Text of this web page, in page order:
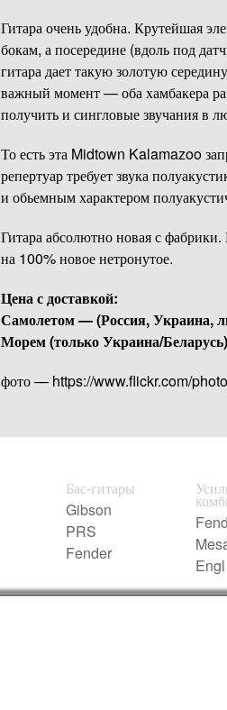
Гитара очень удобна. Крутейшая
бокам, а посередине (вдоль под
гитара дает такую золотую
важный момент — оба хамбакера
получить и сингловые звучания в
То есть эта Midtown Kalamazoo
репертуар требует звука
и обьемным характером
Гитара абсолютно новая с
на 100% новое нетронутое.
Цена с доставкой:
Самолетом — (Россия, Украина,
Морем (только Украина/
фото — https://www.flickr.com/
Бас-гитары
Gibson
PRS
Fender
Engl